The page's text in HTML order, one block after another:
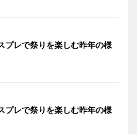
プレで祭りを楽しむ昨年の様
プレで祭りを楽しむ昨年の様